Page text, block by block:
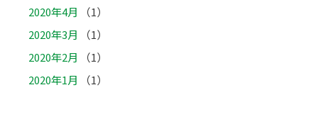
2020年4月
（1）
2020年3月
（1）
2020年2月
（1）
2020年1月
（1）